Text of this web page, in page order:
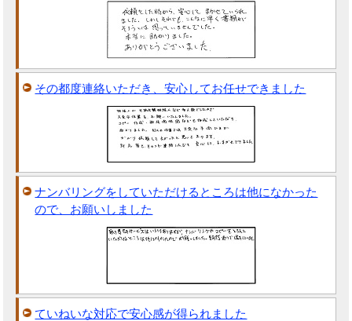
その都度連絡いただき、安心してお任せできました
ナンバリングをしていただけるところは他になかった
ので、お願いしました
ていねいな対応で安心感が得られました